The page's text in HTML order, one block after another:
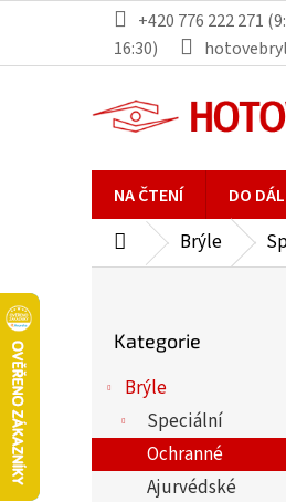
obsah
+420 776 222 271
16:30)
NA ČTENÍ DO
DomůBrýle
n
n
kategorie
Kategorie
Brýle
Speciální
Ochranné
Ajurvédské